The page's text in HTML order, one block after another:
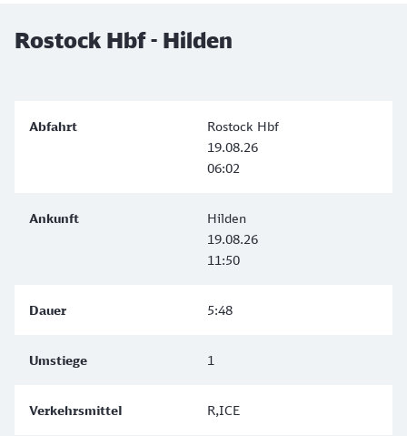
Rostock Hbf - Hilden
Rostock Hbf
19.08.26
06:02
Hilden
19.08.26
11:50
5:48
1
R,ICE